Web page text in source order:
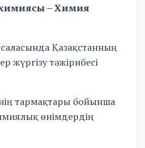
– Химия
Қазақстанның
жүргізу тәжірибесі
тармақтары бойынша
өнімдердің